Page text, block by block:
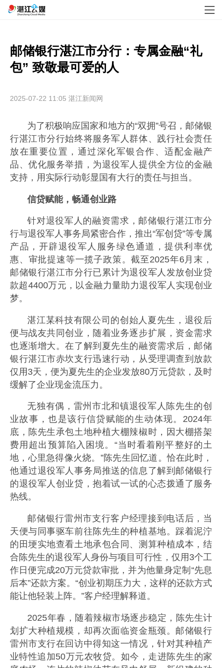
邮储银行湛江市分行：专属金融“礼
包” 致敬最可爱的人
2025-07-22 11:05 湛江新闻网
为了积极响应国家和地方的“双拥”号召，邮储银
行湛江市分行始终将服务军人群体、践行社会责任
放在重要位置，通过深化军银合作、适配金融产
品、优化服务举措，为退役军人提供全方位的金融
支持，用实际行动彰显国有大行的责任与担当。
信贷赋能，畅通创业路
针对退役军人的融资需求，邮储银行湛江市分
行与退役军人事务局紧密合作，推出“军创贷”等专属
产品，开辟退役军人服务绿色通道，提供利率优
惠、审批提速等一揽子政策。截至2025年6月末，
邮储银行湛江市分行已累计为退役军人发放创业贷
款超4400万元，以金融力量助力退役军人实现创业
梦。
湛江某科技有限公司的创始人夏先生，退役后
便与战友共同创业，随着业务逐步扩展，资金需求
也逐渐增大。在了解到夏先生的融资需求后，邮储
银行湛江市赤坎支行迅速行动，从受理调查到放款
仅用3天，便为夏先生的企业发放80万元贷款，及时
缓解了企业现金流压力。
无独有偶，雷州市北和镇退役军人陈先生的创
业故事，也是该行信贷赋能的生动体现。2024年
底，陈先生承包土地种植大棚辣椒时，因大棚搭架
费用超出预算陷入困境。“当时看着刚平整好的土
地，心里急得像火烧。”陈先生回忆道。恰在此时，
他通过退役军人事务局推送的信息了解到邮储银行
的退役军人创业贷，抱着试一试的心态拨通了服务
热线。
邮储银行雷州市支行客户经理接到电话后，当
天便与同事驱车前往陈先生的种植基地。踩着泥泞
的田埂实地查看土地承包合同、测算种植成本，结
合陈先生的退役军人身份与项目可行性，仅用3个工
作日便完成20万元贷款审批，并为他量身定制“先息
后本”还款方案。“创业初期压力大，这样的还款方式
能让他轻装上阵。”客户经理解释道。
2025年春，随着辣椒市场逐步稳定，陈先生计
划扩大种植规模，却再次面临资金瓶颈。邮储银行
雷州市支行在回访中得知这一情况，针对其种植产
业特性追加50万元农牧贷。如今，走进陈先生的家